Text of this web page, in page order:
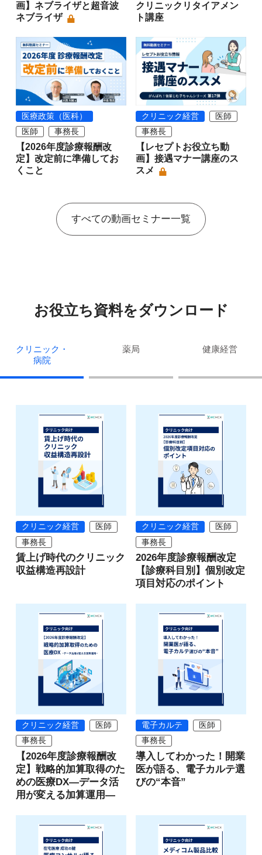
画】ネブライザと超音波
ネブライザ
クリニックリタイアメン
ト講座
医療政策（医科）
医師
事務長
【2026年度診療報酬改
定】改定前に準備してお
くこと
クリニック経営
医師
事務長
【レセプトお役立ち動
画】接遇マナー講座のス
スメ
すべての動画セミナー一覧
お役立ち資料をダウンロード
クリニック・
病院
薬局 健康経営
クリニック経営
医師
事務長
賃上げ時代のクリニック
収益構造再設計
クリニック経営
医師
事務長
2026年度診療報酬改定
【診療科目別】個別改定
項目対応のポイント
クリニック経営
医師
事務長
【2026年度診療報酬改
定】戦略的加算取得のた
めの医療DX―データ活
用が変える加算運用―
電子カルテ
医師
事務長
導入してわかった！開業
医が語る、電子カルテ選
びの“本音”